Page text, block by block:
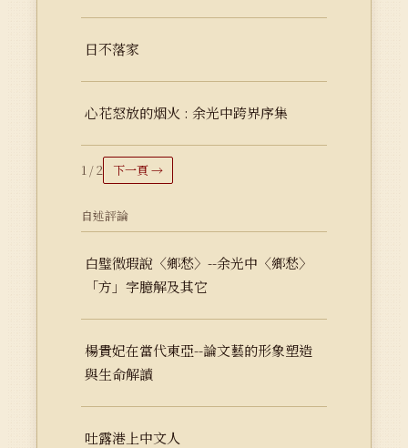
日不落家
心花怒放的烟火 : 余光中跨界序集
1 / 2 下一頁 →
自述評論
白璧微瑕說〈鄉愁〉--余光中〈鄉愁〉
「方」字臆解及其它
楊貴妃在當代東亞--論文藝的形象塑造
與生命解讀
吐露港上中文人